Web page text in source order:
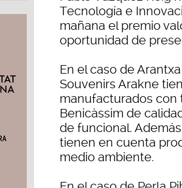
Tecnología e
mañana el premio
oportunidad de
En el caso de
Souvenirs Arakne
manufacturados con
Benicàssim de
de funcional.
tienen en cuenta
medio ambiente.